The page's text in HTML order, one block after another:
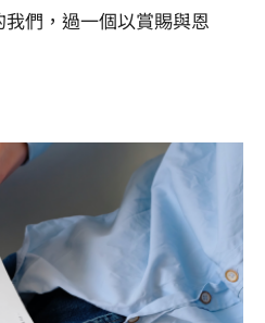
們，過一個以賞賜與恩